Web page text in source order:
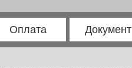
Оплата Документ